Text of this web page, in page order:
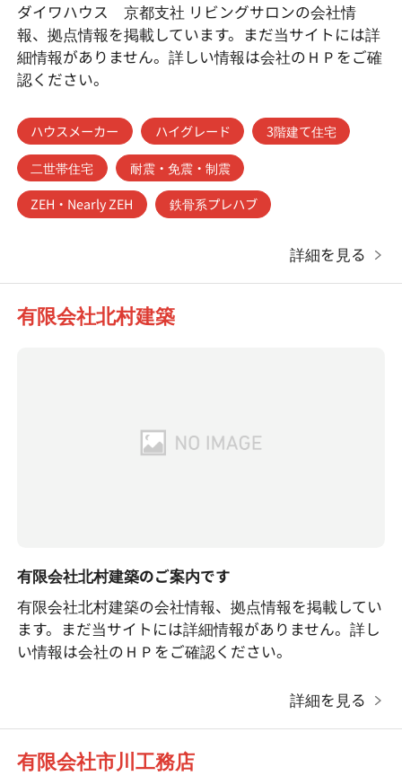
ダイワハウス 京都支社 リビングサロンの会社情
報、拠点情報を掲載しています。まだ当サイトには詳
細情報がありません。詳しい情報は会社のＨＰをご確
認ください。
ハウスメーカー ハイグレード
3階建て住宅
二世帯住宅
耐震・免震・制震
ZEH・Nearly ZEH
鉄骨系プレハブ
詳細を見る
有限会社北村建築
有限会社北村建築のご案内です
有限会社北村建築の会社情報、拠点情報を掲載してい
ます。まだ当サイトには詳細情報がありません。詳し
い情報は会社のＨＰをご確認ください。
詳細を見る
有限会社市川工務店